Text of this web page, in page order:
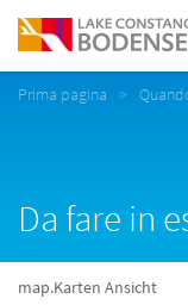
Prima pagina
Da fare in
map.Karten Ansicht